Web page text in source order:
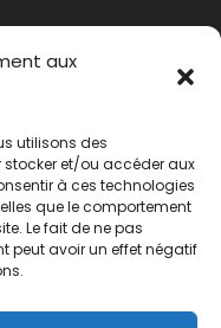
aux
utilisons des
stocker et/ou accéder aux
à ces technologies
que le comportement
Le fait de ne pas
peut avoir un effet négatif